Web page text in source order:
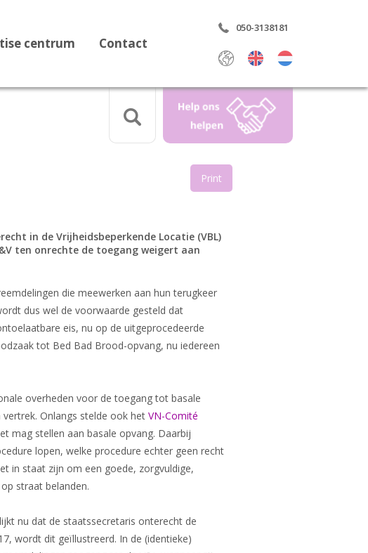
centrum Contact
050-3138181
Print
in de Vrijheidsbeperkende Locatie (VBL)
ten onrechte de toegang weigert aan
die meewerken aan hun terugkeer
dus wel de voorwaarde gesteld dat
eis, nu op de uitgeprocedeerde
tot Bed Bad Brood-opvang, nu iedereen
overheden voor de toegang tot basale
Onlangs stelde ook het VN-Comité
mag stellen aan basale opvang. Daarbij
lopen, welke procedure echter geen recht
in staat zijn om een goede, zorgvuldige,
straat belanden.
nu dat de staatssecretaris onterecht de
wordt dit geïllustreerd. In de (identieke)